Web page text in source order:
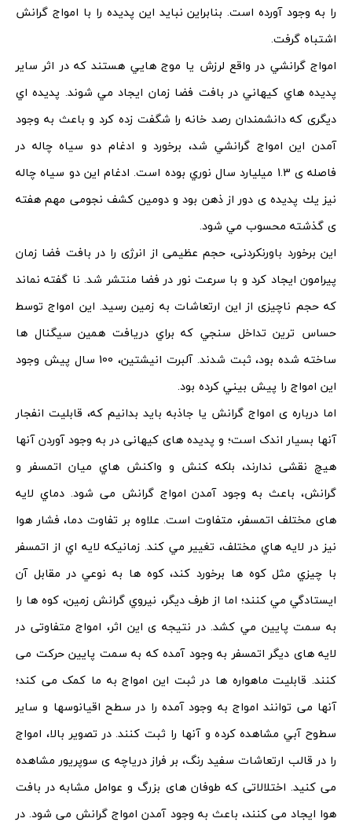
ﺭا ﺑﻪ ﻭﺟﻮﺩ ﺁﻭﺭﺩﻩ اﺳﺖ. ﺑﻨﺎﺑﺮاﻳﻦ ﻧﺒﺎﻳﺪ اﻳﻦ ﭘﺪﻳﺪﻩ ﺭا با اﻣﻮاﺝ ﮔﺮاﻧﺶ
اﺷﺘﺒﺎﻩ ﮔﺮﻓﺖ.
اﻣﻮاﺝ ﮔﺮاﻧﺸﻲ ﺩﺭ ﻭاﻗﻊ ﻟﺮﺯﺵ ﻳﺎ ﻣﻮﺝ ﻫﺎﻳﻲ ﻫﺴﺘﻨﺪ ﻛﻪ ﺩﺭ اﺛﺮ ﺳﺎﻳﺮ
ﭘﺪﻳﺪﻩ ﻫﺎﻱ ﻛﻴﻬﺎﻧﻲ ﺩﺭ ﺑﺎﻓﺖ ﻓﻀﺎ ﺯﻣﺎﻥ اﻳﺠﺎﺩ ﻣﻲ ﺷﻮند. ﭘﺪﻳﺪﻩ اﻱ
دیگری ﻛﻪ ﺩاﻧﺸﻤﻨﺪاﻥ رﺻﺪ ﺧﺎﻧﻪ ﺭا ﺷﮕﻔﺖ ﺯﺩﻩ ﻛﺮﺩ و ﺑﺎﻋﺚ ﺑﻪ ﻭﺟﻮﺩ
ﺁﻣﺪﻥ اﻳﻦ اﻣﻮاﺝ ﮔﺮاﻧﺸﻲ ﺷﺪ، ﺑﺮﺧﻮﺭﺩ و اﺩﻏﺎﻡ ﺩﻭ ﺳﻴﺎﻩ ﭼﺎﻟﻪ ﺩﺭ
ﻓﺎﺻﻠﻪ ی 1.3 ﻣﻴﻠﻴﺎﺭﺩ ﺳﺎﻝ ﻧﻮﺭﻱ ﺑﻮﺩﻩ اﺳﺖ. اﺩﻏﺎﻡ اﻳﻦ ﺩﻭ ﺳﻴﺎﻩ ﭼﺎﻟﻪ
ﻧﻴﺰ ﻳﻚ ﭘﺪﻳﺪﻩ ی ﺩﻭﺭ اﺯ ﺫﻫﻦ ﺑﻮﺩ و ﺩﻭمین کشف نجومی ﻣﻬﻢ هفته
ی گذشته ﻣﺤﺴﻮﺏ ﻣﻲ ﺷﻮﺩ.
این برخورد باورنکردنی، حجم عظیمی از انرژی را در بافت فضا زمان
پیرامون ایجاد کرد و با سرعت نور در فضا منتشر شد. نا گفته نماند
که حجم ناچیزی از این ارتعاشات به زمین رسید. اﻳﻦ اﻣﻮاﺝ ﺗﻮﺳﻄ
ﺣﺴﺎﺱ ﺗﺮﻳﻦ ﺗﺪاﺧﻞ ﺳﻨﺠﻲ ﻛﻪ ﺑﺮاﻱ ﺩﺭﻳﺎﻓﺖ همین ﺳﻴﮕﻨﺎل ها
ﺳﺎﺧﺘﻪ ﺷﺪﻩ بود، ﺛﺒﺖ ﺷﺪند. ﺁﻟﺒﺮﺕ اﻧﻴﺸﺘﻴﻦ، 100 ﺳﺎﻝ ﭘﻴﺶ ﻭﺟﻮﺩ
اﻳﻦ اﻣﻮاﺝ ﺭا ﭘﻴﺶ ﺑﻴﻨﻲ ﻛﺮﺩﻩ ﺑﻮﺩ.
اما درباره ی امواج گرانش یا جاذبه باید بدانیم که، قابلیت انفجار
آنها بسیار اندک است؛ و پدیده های کیهانی در به وجود آوردن آنها
هیچ نقشی ندارند، ﺑﻠﻜﻪ ﻛﻨﺶ و ﻭاﻛﻨﺶ ﻫﺎﻱ ﻣﻴﺎﻥ اﺗﻤﺴﻔﺮ و
ﮔﺮاﻧﺶ، باعث به وجود آمدن اﻣﻮاﺝ ﮔﺮاﻧﺶ می شود. ﺩﻣﺎﻱ لایه
های مختلف اﺗﻤﺴﻔﺮ، متفاوت است. ﻋﻼﻭﻩ ﺑﺮ ﺗﻔﺎﻭﺕ ﺩﻣﺎ، ﻓﺸﺎﺭ ﻫﻮا
ﻧﻴﺰ ﺩﺭ ﻻﻳﻪ ﻫﺎﻱ مختلف، ﺗﻐﻴﻴﺮ ﻣﻲ ﻛﻨﺪ. ﺯﻣﺎﻧﻴﻜﻪ ﻻﻳﻪ اﻱ اﺯ اﺗﻤﺴﻔﺮ
ﺑﺎ ﭼﻴﺰﻱ ﻣﺜﻞ ﻛﻮﻩ ﻫﺎ ﺑﺮﺧﻮﺭﺩ ﻛﻨﺪ، ﻛﻮﻩ ﻫﺎ ﺑﻪ ﻧﻮﻋﻲ ﺩﺭ ﻣﻘﺎﺑﻞ ﺁﻥ
اﻳﺴﺘﺎﺩﮔﻲ ﻣﻲ ﻛﻨﻨﺪ؛ اﻣﺎ اﺯ ﻃﺮﻑ ﺩﻳﮕﺮ، ﻧﻴﺮﻭﻱ ﮔﺮاﻧﺶ ﺯﻣﻴﻦ، کوه ها ﺭا
ﺑﻪ ﺳﻤﺖ ﭘﺎﻳﻴﻦ ﻣﻲ ﻛﺸﺪ. در نتیجه ی اﻳﻦ اﺛﺮ، امواج متفاوتی در
لایه های دیگر اتمسفر به وجود آمده که به سمت پایین حرکت می
کنند. قابلیت ﻣﺎﻫﻮاﺭﻩ ها در ثبت این امواج به ما کمک می کند؛
آنها می توانند اﻣﻮاﺝ ﺑﻪ ﻭﺟﻮﺩ ﺁﻣﺪﻩ ﺭا ﺩﺭ ﺳﻂﺢ اﻗﻴﺎﻧﻮﺳﻬﺎ و ﺳﺎﻳﺮ
ﺳﻂﻮﺡ ﺁﺑﻲ مشاهده کرده و آنها را ثبت کنند. ﺩﺭ ﺗﺼﻭﻳﺮ بالا، امواج
را در قالب ارتعاشات سفید رنگ، بر فراز دریاچه ی سوپریور مشاهده
می کنید. اختلالاتی که طوفان های بزرگ و عوامل مشابه در بافت
هوا ایجاد می کنند، باعث به وجود آمدن امواج گرانش می شود. در